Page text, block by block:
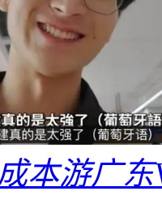
本游广